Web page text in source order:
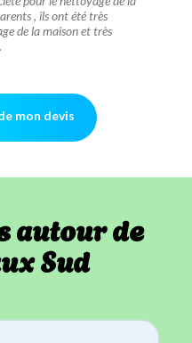
, ils ont été très
de la maison et très
mon devis
autour de
Sud